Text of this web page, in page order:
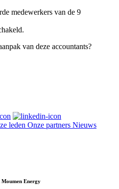
medewerkers van de 9
van deze accountants?
leden Onze partners Nieuws
Energy